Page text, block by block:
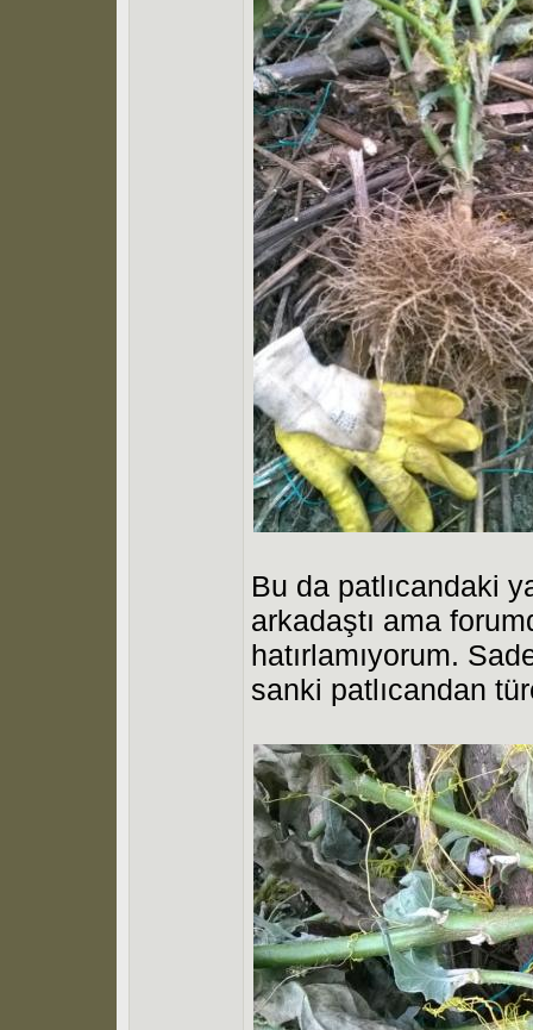
Bu da patlıcandaki
arkadaştı ama
hatırlamıyorum.
sanki patlıcandan